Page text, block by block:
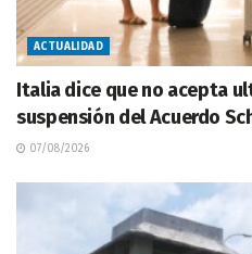
ACTUALIDAD
Italia dice que no acepta
suspensión del Acuerdo
07/08/2026